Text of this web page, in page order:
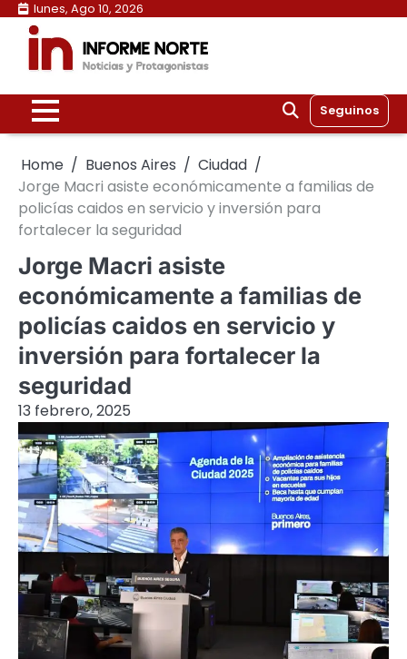
Skip
content
lunes, Ago 10, 2026
Seguinos
Home Buenos Aires
Ciudad
Jorge Macri asiste económicamente a familias de
policías caidos en servicio y inversión para
fortalecer la seguridad
Jorge Macri asiste
económicamente a familias de
policías caidos en servicio y
inversión para fortalecer la
seguridad
13 febrero, 2025